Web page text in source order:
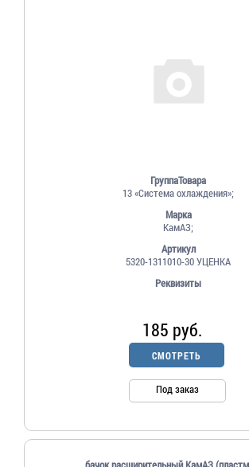
ГруппаТовара
13 «Система охлаждения»;
Марка
КамАЗ;
Артикул
5320-1311010-30 УЦЕНКА
Реквизиты
185 руб.
СМОТРЕТЬ
Под заказ
бачок расширительный КамАЗ